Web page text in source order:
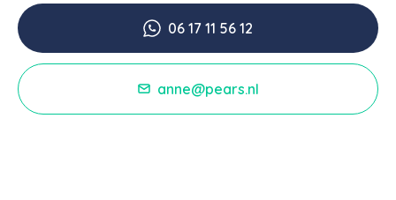
06 17 11 56 12
anne@pears.nl